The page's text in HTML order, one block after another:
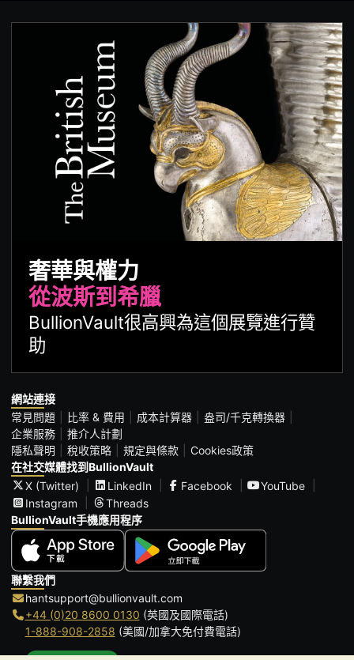
奢華與權力
從波斯到希臘
BullionVault很高興為這個展覽進行贊
助
網站連接
常見問題
比率 & 費用 成本計算器
盎司/千克轉換器
企業服務
推介人計劃
隱私聲明
稅收策略 規定與條款
Cookies政策
在社交媒體找到BullionVault
X (Twitter)
LinkedIn Facebook
YouTube
Instagram
Threads
BullionVault手機應用程序
聯繫我們
hantsupport@bullionvault.com
+44 (0)20 8600 0130 (英國及國際電話)
1-888-908-2858 (美國/加拿大免付費電話)